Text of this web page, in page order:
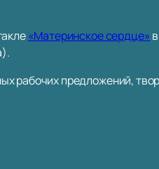
«Материнское сердце»
рабочих предложений,